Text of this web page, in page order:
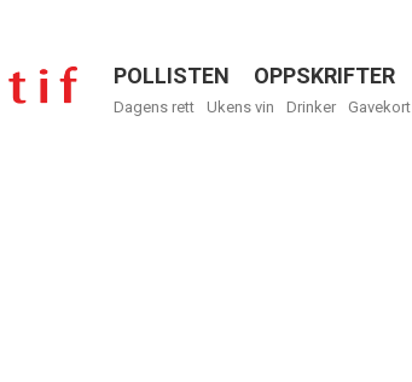
Menu
POLLISTEN OPPSKRIFTER
Dagens rett Ukens vin Drinker Gavekort